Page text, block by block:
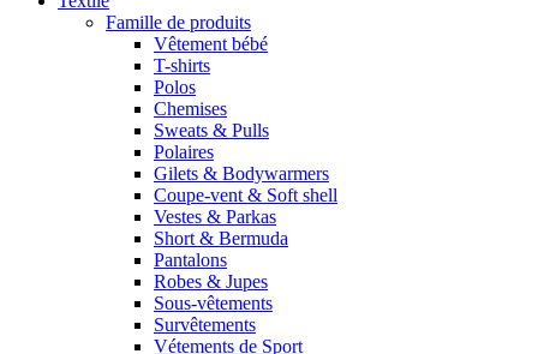
Famille de produits
Vêtement bébé
T-shirts
Polos
Chemises
Sweats & Pulls
Polaires
Gilets & Bodywarmers
Coupe-vent & Soft shell
Vestes & Parkas
Short & Bermuda
Pantalons
Robes & Jupes
Sous-vêtements
Survêtements
Vétements de Sport